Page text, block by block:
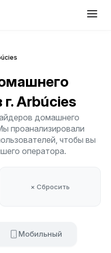
г. Arbúcies
домашнего
проанализировали
чтобы вы
оператора.
× Сбросить
Мобильный